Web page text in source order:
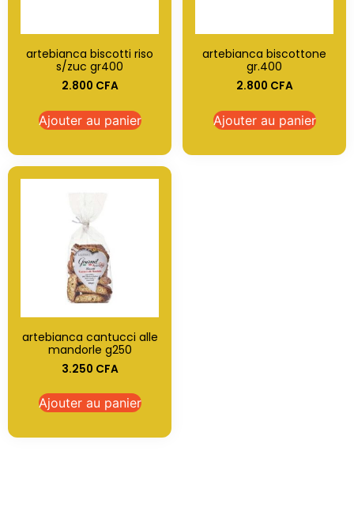
artebianca biscotti riso
s/zuc gr400
2.800 CFA
Ajouter au panier
artebianca biscottone
gr.400
2.800 CFA
Ajouter au panier
artebianca cantucci alle
mandorle g250
3.250 CFA
Ajouter au panier